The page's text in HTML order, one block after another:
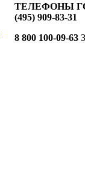
ТЕЛЕФОНЫ
(495) 909-83-31
8 800 100-09-63